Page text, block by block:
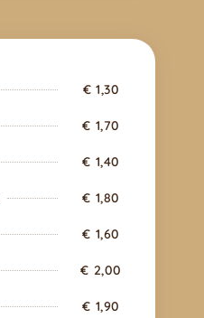
€ 1,30
€ 1,70
€ 1,40
€ 1,80
€ 1,60
€ 2,00
€ 1,90